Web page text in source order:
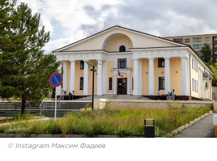
© Instagram Максим Фадеев